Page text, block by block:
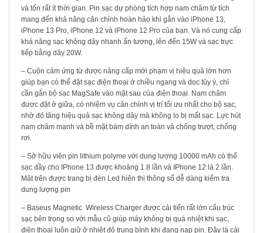
và tốn rất ít thời gian. Pin sạc dự phòng tích hợp nam châm từ tích
mang đến khả năng căn chỉnh hoàn hảo khi gắn vào iPhone 13,
iPhone 13 Pro, iPhone 12 và iPhone 12 Pro của bạn. Và nó cung cấp
khả năng sạc không dây nhanh ấn tượng, lên đến 15W và sạc trực
tiếp bằng dây 20W.
– Cuộn cảm ứng từ được nâng cấp mới phạm vị hiệu quả lớn hơn
giúp bạn có thể đặt sạc điện thoại ở chiều ngang và dọc tùy ý, chỉ
cần gắn bộ sạc MagSafe vào mặt sau của điện thoại. Nam châm
được đặt ở giữa, có nhiệm vụ căn chỉnh vị trí tối ưu nhất cho bộ sạc,
nhờ đó tăng hiệu quả sạc không dây mà không lo bị mất sạc. Lực hút
nam châm mạnh và bề mặt bám dính an toàn và chống trượt, chống
rơi.
– Sở hữu viên pin lithium polyme với dung lượng 10000 mAh có thể
sạc đầy cho IPhone 13 được khoảng 1.8 lần và IPhone 12 là 2 lần.
Măt trên được trang bị đèn Led hiên thị thông số dễ dàng kiểm tra
dung lượng pin
– Baseus Magnetic Wireless Charger được cải tiển rất lớn cấu trúc
sạc bên trọng so với mẫu cũ giúp máy không bị quá nhiệt khi sạc,
điện thoại luôn giữ ở nhiệt độ trung bình khi đang nạp pin. Đây là cải